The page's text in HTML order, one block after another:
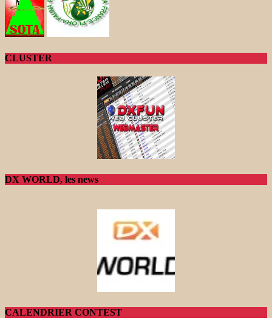
CLUSTER
DX WORLD, les news
CALENDRIER CONTEST